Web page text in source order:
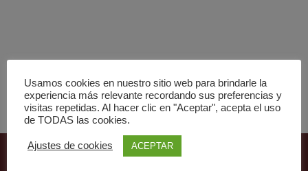
Aviso legal
Politica de Privacidad
Usamos cookies en nuestro sitio web para brindarle la
experiencia más relevante recordando sus preferencias y
visitas repetidas. Al hacer clic en "Aceptar", acepta el uso
de TODAS las cookies.
Ajustes de cookies ACEPTAR